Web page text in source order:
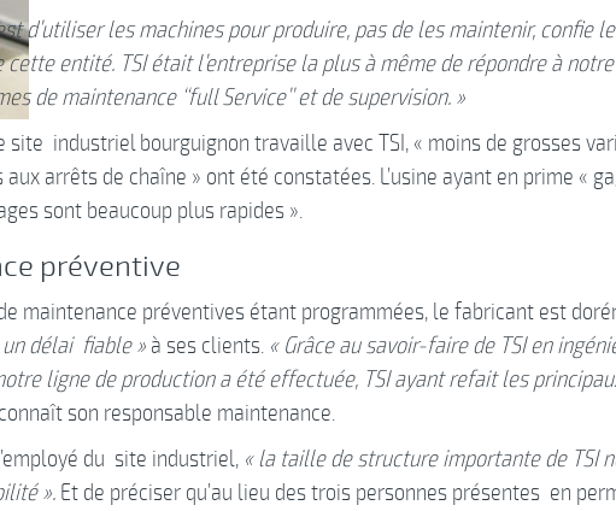
d’utiliser les machines pour produire, pas de les maintenir, confie
cette entité. TSI était l’entreprise la plus à même de répondre à
de maintenance ‘‘full Service’’ et de supervision. »
site industriel bourguignon travaille avec TSI, « moins de grosses
arrêts de chaîne » ont été constatées. L’usine ayant en prime «
sont beaucoup plus rapides ».
préventive
maintenance préventives étant programmées, le fabricant est
un délai fiable » à ses clients. « Grâce au savoir-faire de TSI en
ligne de production a été effectuée, TSI ayant refait les
son responsable maintenance.
du site industriel, « la taille de structure importante de TSI
». Et de préciser qu’au lieu des trois personnes présentes en